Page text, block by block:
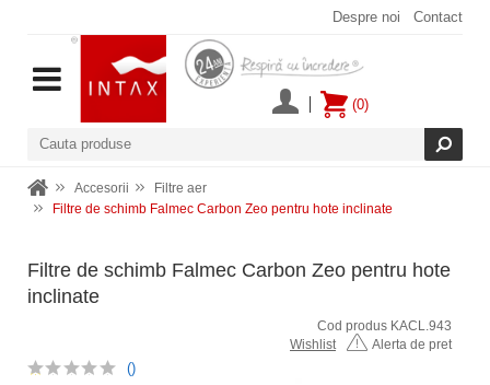
Despre noi Contact
(0)
Accesorii
Filtre aer
Filtre de schimb Falmec Carbon Zeo pentru hote inclinate
Filtre de schimb Falmec Carbon Zeo pentru hote
inclinate
Cod produs KACL.943
Wishlist
Alerta de pret
()